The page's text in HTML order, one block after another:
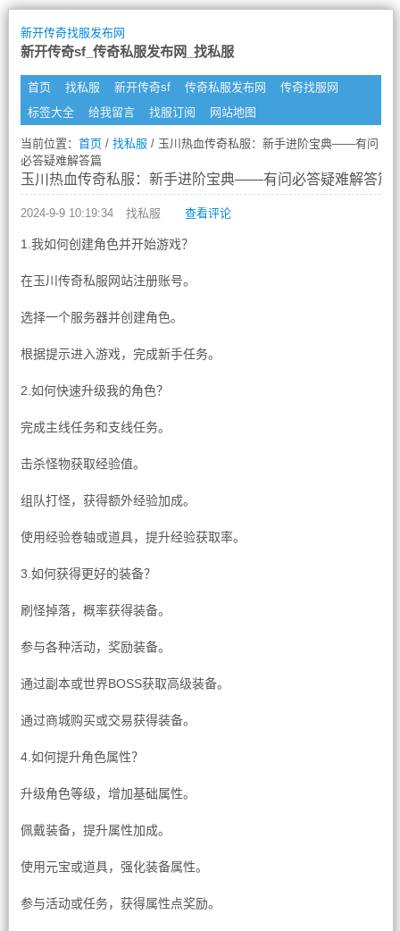
新开传奇找服发布网
新开传奇sf_传奇私服发布网_找私服
首页 找私服 新开传奇sf 传奇私服发布网
传奇找服网
标签大全
给我留言 找服订阅 网站地图
当前位置： 首页/ 找私服 / 玉川热血传奇私服：新手进阶宝典——有问
必答疑难解答篇
玉川热血传奇私服：新手进阶宝典——有问必答疑难解答篇
2024-9-9 10:19:34 找私服 查看评论
1.我如何创建角色并开始游戏？
在玉川传奇私服网站注册账号。
选择一个服务器并创建角色。
根据提示进入游戏，完成新手任务。
2.如何快速升级我的角色？
完成主线任务和支线任务。
击杀怪物获取经验值。
组队打怪，获得额外经验加成。
使用经验卷轴或道具，提升经验获取率。
3.如何获得更好的装备？
刷怪掉落，概率获得装备。
参与各种活动，奖励装备。
通过副本或世界BOSS获取高级装备。
通过商城购买或交易获得装备。
4.如何提升角色属性？
升级角色等级，增加基础属性。
佩戴装备，提升属性加成。
使用元宝或道具，强化装备属性。
参与活动或任务，获得属性点奖励。